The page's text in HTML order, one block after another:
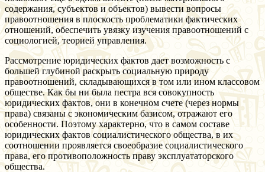
содержания, субъектов и объектов) вывести вопросы
правоотношения в плоскость проблематики фактических
отношений, обеспечить увязку изучения правоотношений с
социологией, теорией управления.
Рассмотрение юридических фактов дает возможность с
большей глубиной раскрыть социальную природу
правоотношений, складывающихся в том или ином классовом
обществе. Как бы ни была пестра вся совокупность
юридических фактов, они в конечном счете (через нормы
права) связаны с экономическим базисом, отражают его
особенности. Поэтому характерно, что в самом составе
юридических фактов социалистического общества, в их
соотношении проявляется своеобразие социалистического
права, его противоположность праву эксплуататорского
общества.